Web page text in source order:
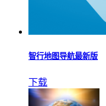
智行地图导航最新版
下载